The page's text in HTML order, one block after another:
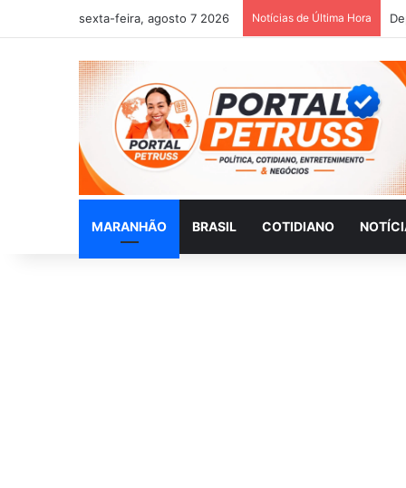
sexta-feira, agosto 7 2026 Notícias de Última Hora
MARANHÃO BRASIL COTIDIANO